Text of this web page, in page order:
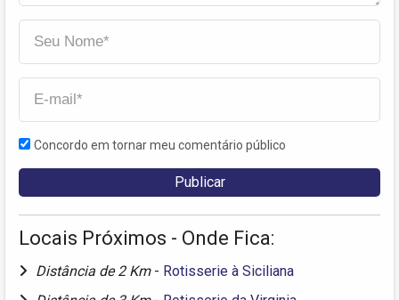
Concordo em tornar meu comentário público
Locais Próximos - Onde Fica:
Distância de 2 Km - Rotisserie à Siciliana